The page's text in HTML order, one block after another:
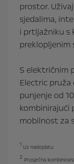
prostor.
sjedalima,
i prtljažniku s
preklopljenim
S električnim
Electric pruža
punjenje od
kombinirajući
mobilnost za
1 Uz nadoplatu
2 Prosječna